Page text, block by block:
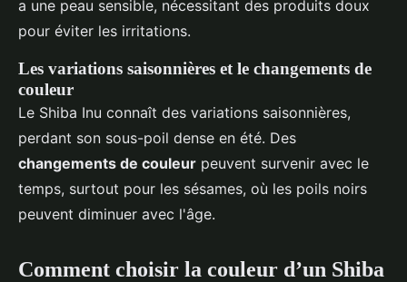
a une peau sensible, nécessitant des produits doux
pour éviter les irritations.
Les variations saisonnières et le changements de
couleur
Le Shiba Inu connaît des variations saisonnières,
perdant son sous-poil dense en été. Des
changements de couleur peuvent survenir avec le
temps, surtout pour les sésames, où les poils noirs
peuvent diminuer avec l'âge.
Comment choisir la couleur d’un Shiba